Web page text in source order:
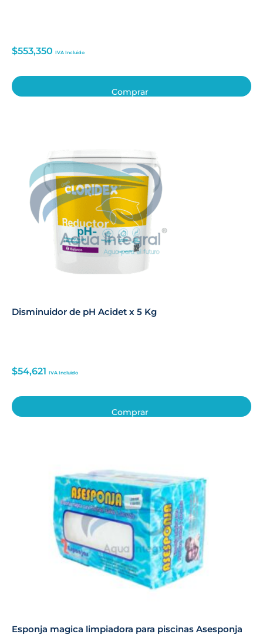
$553,350 IVA Incluido
Comprar
Disminuidor de pH Acidet x 5 Kg
$54,621 IVA Incluido
Comprar
Esponja magica limpiadora para piscinas Asesponja